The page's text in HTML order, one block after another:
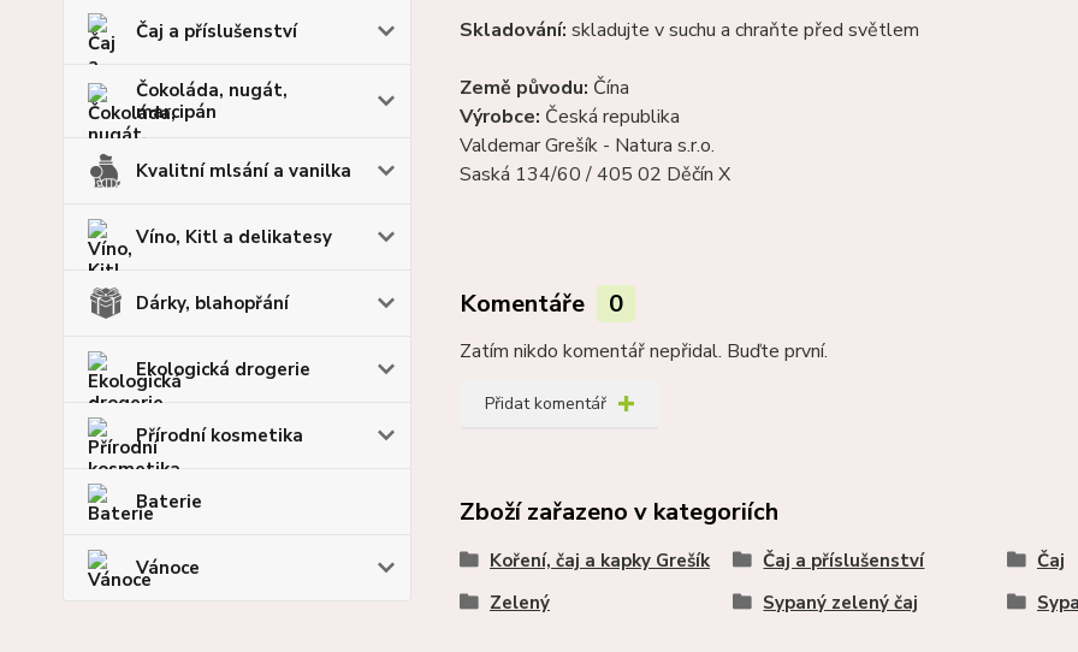
Čaj a příslušenství
Čokoláda, nugát,
marcipán
Kvalitní mlsání a vanilka
Víno, Kitl a delikatesy
Dárky, blahopřání
Ekologická drogerie
Přírodní kosmetika
Baterie
Vánoce
Skladování: skladujte v suchu a chraňte před světlem
Země původu: Čína
Výrobce: Česká republika
Valdemar Grešík - Natura s.r.o.
Saská 134/60 / 405 02 Děčín X
Komentáře 0
Zatím nikdo komentář nepřidal. Buďte první.
Přidat komentář
Zboží zařazeno v kategoriích
Koření, čaj a kapky Grešík Čaj a příslušenství Čaj
Zelený
Sypaný zelený čaj